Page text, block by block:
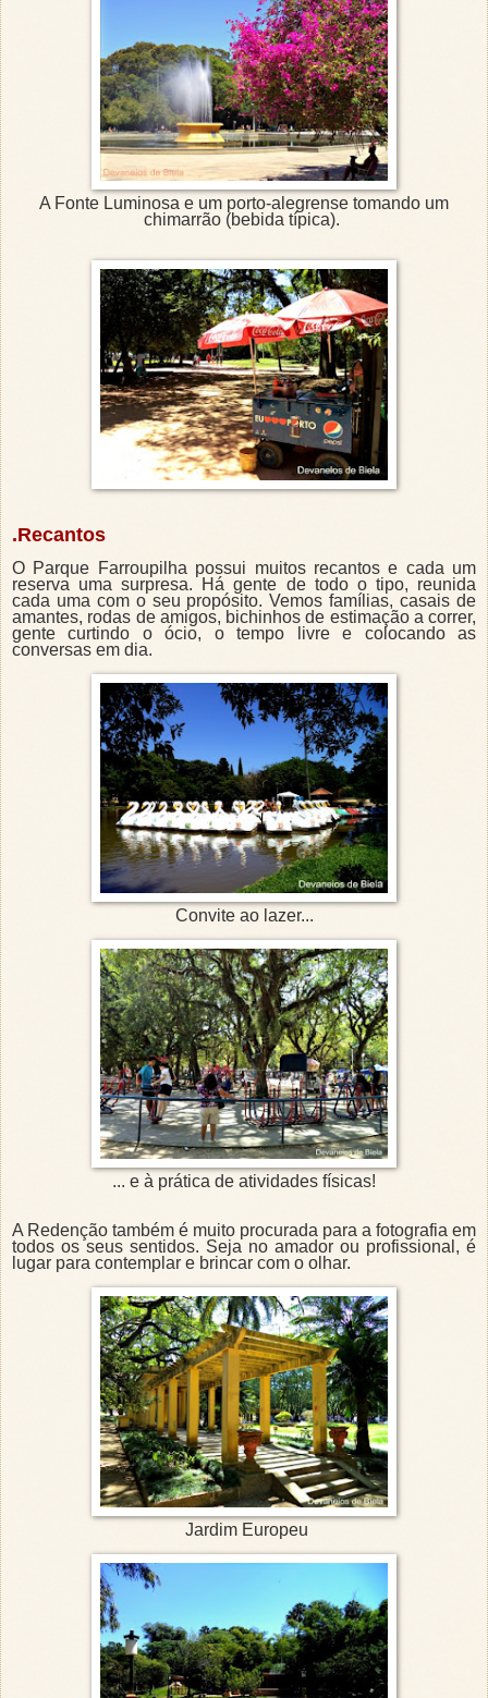
A Fonte Luminosa e um porto-alegrense tomando um
chimarrão (bebida típica).
.Recantos
O Parque Farroupilha possui muitos recantos e cada um
reserva uma surpresa. Há gente de todo o tipo, reunida
cada uma com o seu propósito. Vemos famílias, casais de
amantes, rodas de amigos, bichinhos de estimação a correr,
gente curtindo o ócio, o tempo livre e colocando as
conversas em dia.
Convite ao lazer...
... e à prática de atividades físicas!
A Redenção também é muito procurada para a fotografia em
todos os seus sentidos. Seja no amador ou profissional, é
lugar para contemplar e brincar com o olhar.
Jardim Europeu